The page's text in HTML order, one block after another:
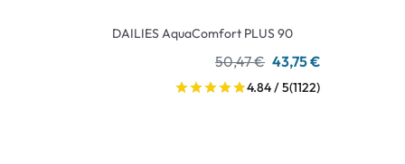
DAILIES AquaComfort PLUS 90
50,47 € 43,75 €
4.84 / 5(1122)